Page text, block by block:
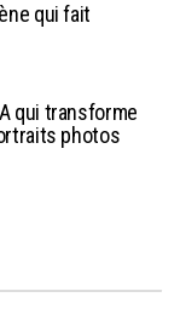
qui fait
qui transforme
photos